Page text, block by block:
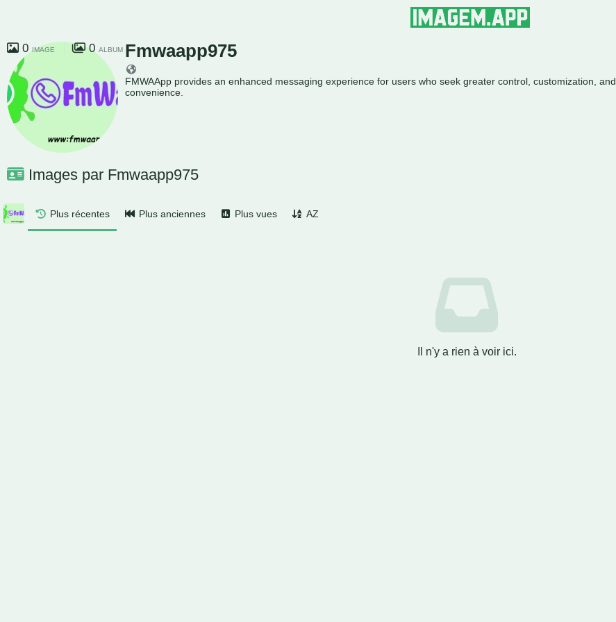
Fmwaapp975
FMWAApp provides an enhanced messaging experience for users who seek greater control, customization, and
convenience.
0 IMAGE 0 ALBUM
Images par Fmwaapp975
Plus récentes Plus anciennes Plus vues AZ
Il n'y a rien à voir ici.